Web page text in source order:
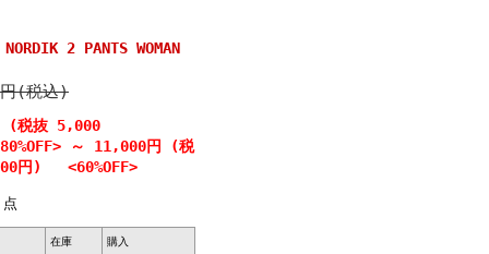
2 PANTS WOMAN
(税込)
(税抜 5,000
～
11,000円 (税
円) <60%OFF>
在庫 購入